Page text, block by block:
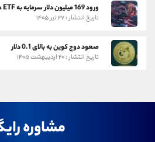
ورود 169 میلیون دلار سرمایه به ETF های بیت کوین و اتریوم
تاریخ انتشار : ۲۷ تیر ۱۴۰۵
صعود دوج کوین به بالای 0.1 دلار
تاریخ انتشار : ۲۰ اردیبهشت ۱۴۰۵
مشاوره